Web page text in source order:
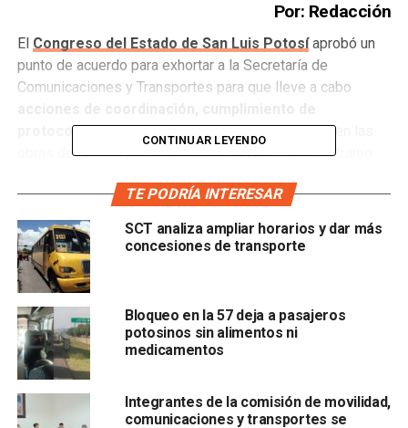
Por: Redacción
El Congreso del Estado de San Luis Potosíaprobó un
punto de acuerdo para exhortar a la Secretaría de
Comunicaciones y Transportes para que lleve a cabo
protocolos e itinerariospara mejorar la vialidad en las
obras de reencarpetamiento que se realizan en el tramo
específico en la zona conocida como Estación Ventura.
Lo anterior debido a quelas obras carecen de
planeación y orden
, lo que ha generado afectaciones a
ciudadanos y al desarrollo económico.
El Poder Legislativo detalló quese ha retrasado la
entrega de mercancías, comprometiendo la
temporalidad de vida de productos perecederos, además
en en retraso en la entrega o retraso en los pagos.
CONTINUAR LEYENDO
TE PODRÍA INTERESAR
SCT analiza ampliar horarios y dar más
concesiones de transporte
Bloqueo en la 57 deja a pasajeros
potosinos sin alimentos ni
medicamentos
Integrantes de la comisión de movilidad,
comunicaciones y transportes se